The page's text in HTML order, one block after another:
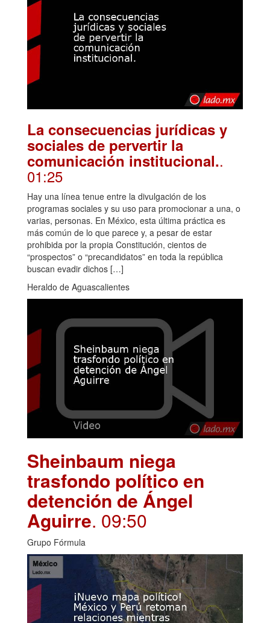
La consecuencias jurídicas y
sociales de pervertir la
comunicación institucional..
01:25
Hay una línea tenue entre la divulgación de los
programas sociales y su uso para promocionar a una, o
varias, personas. En México, esta última práctica es
más común de lo que parece y, a pesar de estar
prohibida por la propia Constitución, cientos de
“prospectos” o “precandidatos” en toda la república
buscan evadir dichos […]
Heraldo de Aguascalientes
Sheinbaum niega
trasfondo político en
detención de Ángel
Aguirre. 09:50
Grupo Fórmula